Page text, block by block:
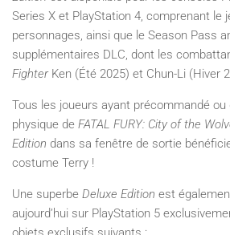
Series X et PlayStation 4, comprenant le
personnages, ainsi que le Season Pass
supplémentaires DLC, dont les
FighterKen (Été 2025) et Chun-Li (Hiver
Tous les joueurs ayant précommandé ou
physique de FATAL FURY: City of the
Edition dans sa fenêtre de sortie
costume Terry !
Une superbe Deluxe Edition est
aujourd’hui sur PlayStation 5